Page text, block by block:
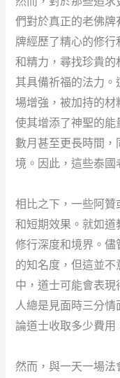
們對於真正的老佛
牌經歷了精心的修
和精力，尋找珍貴
其具備祈福的法力
場增強，被加持的
使其增添了神聖的
數月甚至更長時間
境。因此，這些泰國
相比之下，一些阿
和短期效果。就如
修行深度和境界。
的知名度，但這並
中，道士可能會表現
人總是見面時三分
論道士收取多少費用
然而，與一天一場